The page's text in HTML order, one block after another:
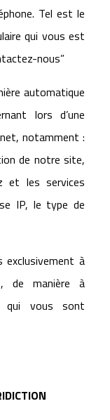
Tel est le
qui vous est
nous”
automatique
lors d’une
notamment :
de notre site,
et les services
IP, le type de
à
de manière à
qui vous sont